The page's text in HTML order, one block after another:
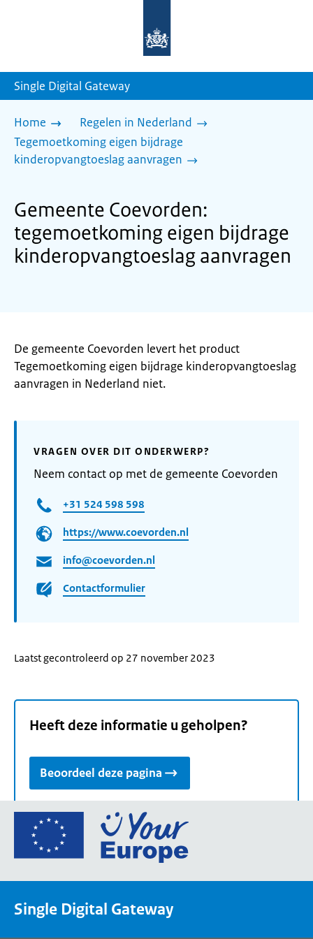
homepage
Single Digital Gateway
Home
Regelen in Nederland
Tegemoetkoming eigen bijdrage
kinderopvangtoeslag aanvragen
Gemeente Coevorden:
tegemoetkoming eigen bijdrage
kinderopvangtoeslag aanvragen
De gemeente Coevorden levert het product
Tegemoetkoming eigen bijdrage kinderopvangtoeslag
aanvragen in Nederland niet.
VRAGEN OVER DIT ONDERWERP?
Neem contact op met de gemeente Coevorden
+31 524 598 598
https://www.coevorden.nl
info@coevorden.nl
Contactformulier
Laatst gecontroleerd op 27 november 2023
Heeft deze informatie u geholpen?
Beoordeel deze pagina
Ga
de
Single Digital Gateway